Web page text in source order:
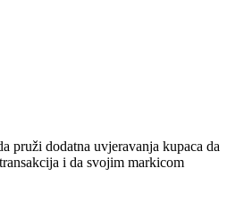
pruži dodatna uvjeravanja kupaca da
i da svojim markicom